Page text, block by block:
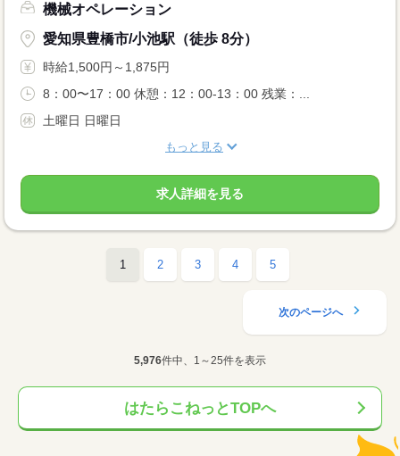
機械オペレーション
愛知県豊橋市/小池駅（徒歩 8分）
時給1,500円～1,875円
8：00〜17：00 休憩：12：00-13：00 残業：...
土曜日 日曜日
もっと見る
求人詳細を見る
1 2 3 4 5
次のページへ
5,976件中、1～25件を表示
はたらこねっとTOPへ